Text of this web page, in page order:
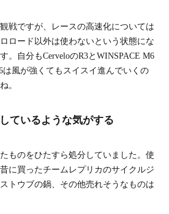
戦ですが、レースの高速化については
ロード以外は使わないという状態にな
。自分もCerveloのR3とWINSPACE M6
風が強くてもスイスイ進んでいくの
。
ているような気がする
ものをひたすら処分していました。使
に買ったチームレプリカのサイクルジ
トウブの鍋、その他売れそうなものは